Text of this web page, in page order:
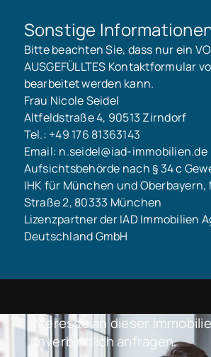
Sonstige
Bitte beachten Sie, dass nur ein
AUSGEFÜLLTES Kontaktformular
bearbeitet werden kann.
Frau Nicole Seidel
Altfeldstraße 4, 90513 Zirndorf
Tel.: +49 176 81363143
Email: n.seidel@iad-immobilien.de
Aufsichtsbehörde nach § 34 c
IHK für München und Oberbayern,
Straße 2, 80333 München
Lizenzpartner der IAD Immobilien
Deutschland GmbH
Interesse an dieser
unverbindlich anfragen.